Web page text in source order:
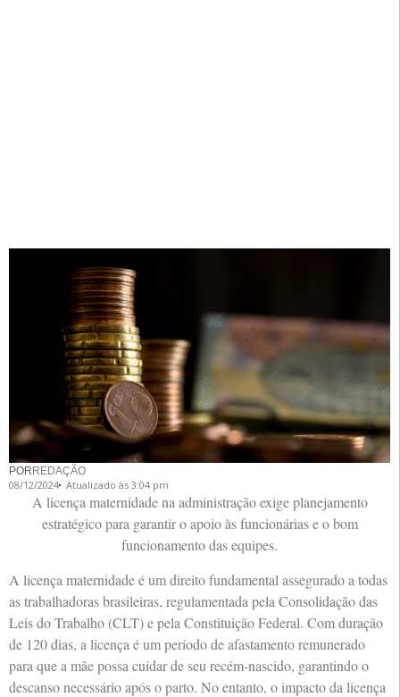
POR REDAÇÃO
08/12/2024 Atualizado às 3:04 pm
A licença maternidade na administração exige planejamento
estratégico para garantir o apoio às funcionárias e o bom
funcionamento das equipes.
A licença maternidade é um direito fundamental assegurado a todas
as trabalhadoras brasileiras, regulamentada pela Consolidação das
Leis do Trabalho (CLT) e pela Constituição Federal. Com duração
de 120 dias, a licença é um período de afastamento remunerado
para que a mãe possa cuidar de seu recém-nascido, garantindo o
descanso necessário após o parto. No entanto, o impacto da licença